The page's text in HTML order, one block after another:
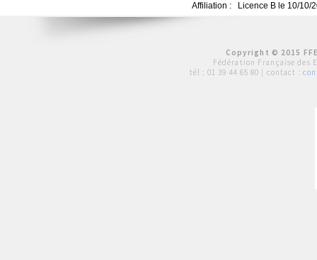
Affiliation :
Licence B le 10/10/
Copyright © 2015
Fédération Française des
tél : 01 39 44 65 80 | contact :